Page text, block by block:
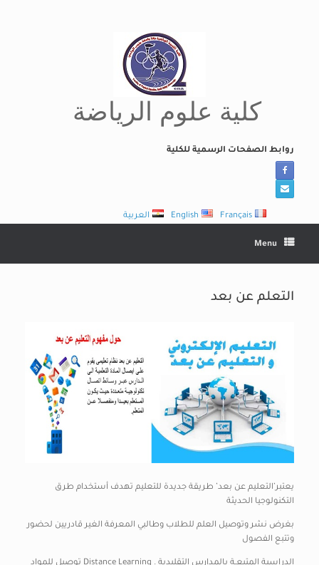
كلية علوم الرياضة
روابط الصفحات الرسمية للكلية
العربية English Français
Menu
التعلم عن بعد
يعتبر’التعليم عن بعد’ طريقة جديدة للتعليم تهدف أستخدام طرق
التكنولوجيا الحديثة
بغرض نشر وتوصيل العلم للطلاب وطالبي المعرفة الغير قادريين لحضور
وتتبع الفصول
الدراسية المتبعـة بالمدارس التقليدية . Distance Learning توصيل للمواد